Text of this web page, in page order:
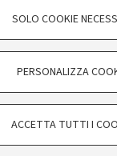
-
- NECESSARI
utilizzati, a titolo
SOLO COOKIE
PERSONALIZZA
ACCETTA TUTTI I
- ALMA MATER
33 - 40126
CF: 80007010376
Note legali